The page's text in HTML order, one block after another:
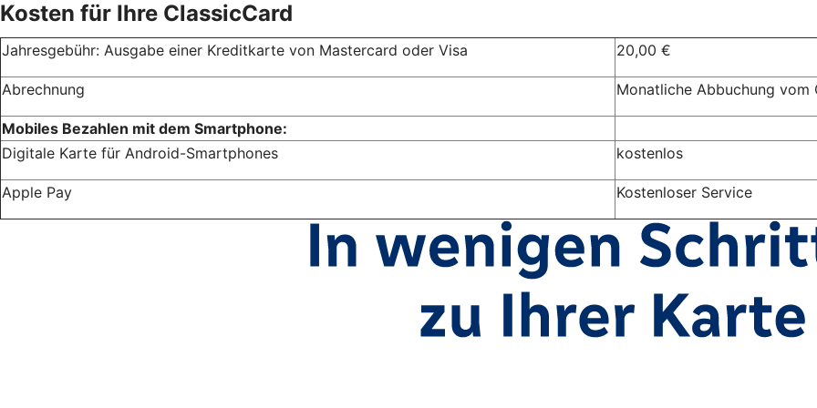
Kosten für Ihre ClassicCard
Jahresgebühr: Ausgabe einer Kreditkarte von Mastercard oder Visa 20,00 €
Abrechnung Monatliche Abbuchung vom
Mobiles Bezahlen mit dem Smartphone:
Digitale Karte für Android-Smartphones
kostenlos
Apple Pay Kostenloser Service